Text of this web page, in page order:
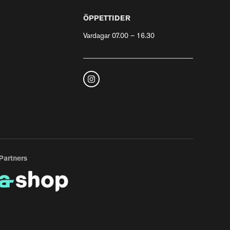
ÖPPETTIDER
Vardagar 07.00 – 16.30
Partners